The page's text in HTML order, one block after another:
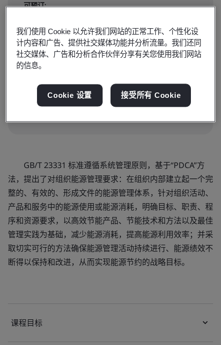
可预订:
¥6148
点击报名
GB/T 23331 标准遵循系统管理原则，基于“PDCA”方
法，提出了对组织能源管理要求：在组织内部建立起一个完
整的、有效的、形成文件的能源管理体系，针对组织活动、
产品和服务中的能源使用或能源消耗，明确目标、职责、程
序和资源要求，以高效节能产品、节能技术和方法以及最佳
管理实践为基础，减少能源消耗，提高能源利用效率；并采
取切实可行的方法确保能源管理活动持续进行、能源绩效不
断得以保持和改进，从而实现能源节约的战略目标。
课程目标
我们使用 Cookie 以允许我们网站的正常工作、个性化设
计内容和广告、提供社交媒体功能并分析流量。我们还同
社交媒体、广告和分析合作伙伴分享有关您使用我们网站
的信息。
Cookie 设置 接受所有 Cookie